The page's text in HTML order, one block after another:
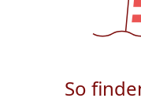
So